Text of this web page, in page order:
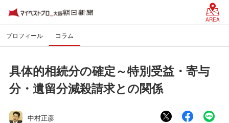
AREA
プロフィール コラム
具体的相続分の確定～特別受益・寄与
分・遺留分減殺請求との関係
中村正彦